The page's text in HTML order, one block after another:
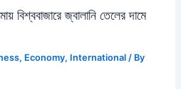
বিশ্ববাজারে জ্বালানি তেলের দামে
, Economy, International / By